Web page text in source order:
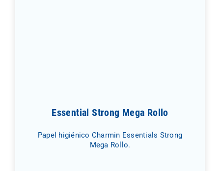
Essential Strong Mega Rollo
Papel higiénico Charmin Essentials Strong
Mega Rollo.